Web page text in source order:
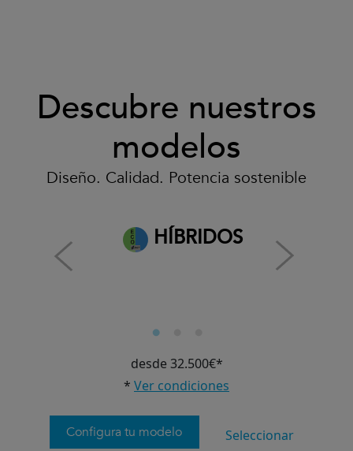
Descubre nuestros
modelos
Diseño. Calidad. Potencia sostenible
HÍBRIDOS
desde 32.500€*
* Ver condiciones
Configura tu modelo Seleccionar